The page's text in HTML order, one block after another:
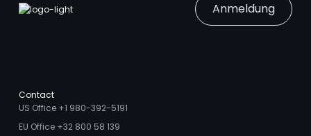
Anmeldung
Contact
US Office +1 980-392-5191
EU Office +32 800 58 139